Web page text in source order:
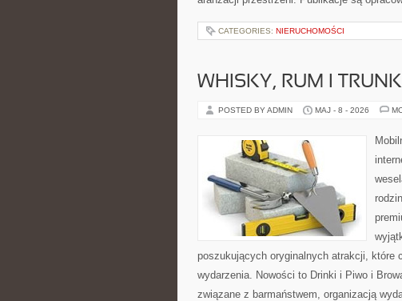
CATEGORIES: NIERUCHOMOŚCI
WHISKY, RUM I
POSTED BY ADMIN MAJ - 8 - 2026
poszukujących oryginalnych atrakcji, które
wydarzenia. Nowości to Drinki i Piwo i
związane z barmaństwem, organizacją